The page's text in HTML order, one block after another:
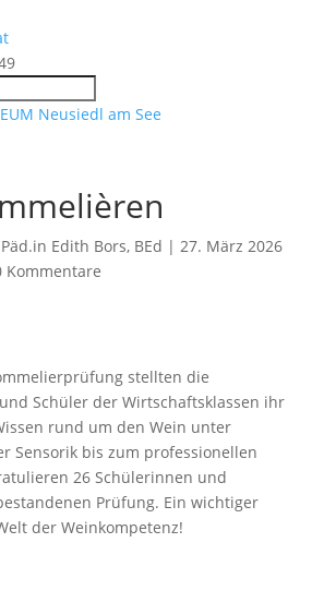
Edith Bors, BEd | 27. März 2026
Kommentare
stellten die
Schüler der Wirtschaftsklassen ihr
rund um den Wein unter
Sensorik bis zum professionellen
26 Schülerinnen und
Prüfung. Ein wichtiger
der Weinkompetenz!